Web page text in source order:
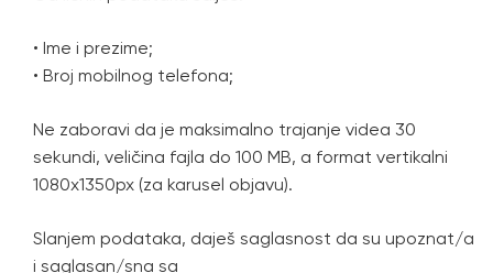
• Ime i prezime;
• Broj mobilnog telefona;
Ne zaboravi da je maksimalno trajanje videa 30
sekundi, veličina fajla do 100 MB, a format vertikalni
1080x1350px (za karusel objavu).
Slanjem podataka, daješ saglasnost da su upoznat/a
i saglasan/sna sa